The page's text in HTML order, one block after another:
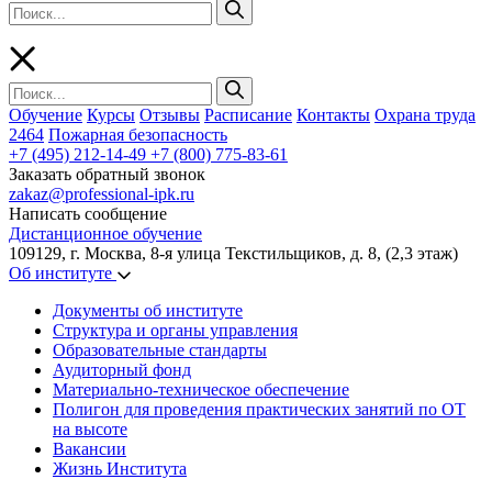
Обучение Курсы Отзывы Расписание Контакты Охрана труда
2464 Пожарная безопасность
+7 (495) 212-14-49 +7 (800) 775-83-61
Заказать обратный звонок
zakaz@professional-ipk.ru
Написать сообщение
Дистанционное обучение
109129, г. Москва, 8-я улица Текстильщиков, д. 8, (2,3 этаж)
Об институте
Документы об институте
Структура и органы управления
Образовательные стандарты
Аудиторный фонд
Материально-техническое обеспечение
Полигон для проведения практических занятий по ОТ
на высоте
Вакансии
Жизнь Института